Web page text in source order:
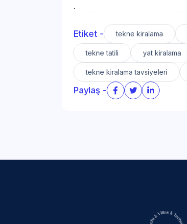
.
Etiket - tekne kiralama
tekne tatili yat kiralama
tekne kiralama tavsiyeleri
Paylaş -